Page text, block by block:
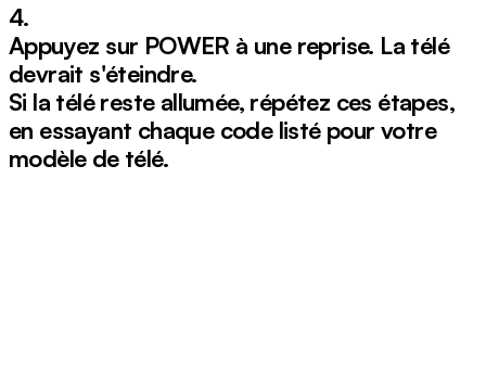
4.
Appuyez sur POWER à une reprise. La télé
devrait s'éteindre.
Si la télé reste allumée, répétez ces étapes,
en essayant chaque code listé pour votre
modèle de télé.